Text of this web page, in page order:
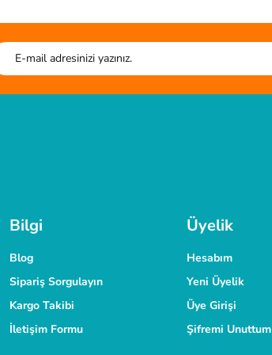
kesim tahtası sistem çantası harika.
HIZLI GÖNDERİ
Bilgi
Blog
Sipariş Sorgulayın
Kargo Takibi
İletişim Formu
Üyelik
Hesabım
Yeni Üyelik
Üye Girişi
Şifremi Unuttum